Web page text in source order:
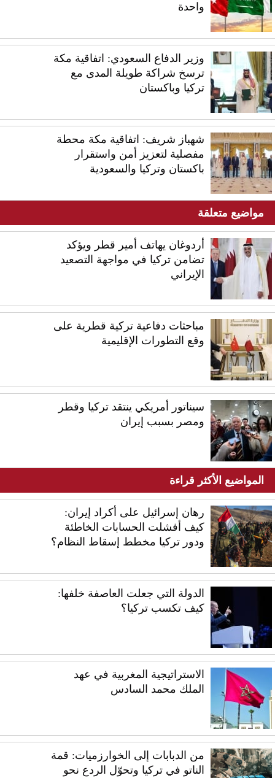
واحدة
وزير الدفاع السعودي: اتفاقية مكة
ترسخ شراكة طويلة المدى مع
تركيا وباكستان
شهباز شريف: اتفاقية مكة محطة
مفصلية لتعزيز أمن واستقرار
باكستان وتركيا والسعودية
مواضيع متعلقة
أردوغان يهاتف أمير قطر ويؤكد
تضامن تركيا في مواجهة التصعيد
الإيراني
مباحثات دفاعية تركية قطرية على
وقع التطورات الإقليمية
سيناتور أمريكي ينتقد تركيا وقطر
ومصر بسبب إيران
المواضيع الأكثر قراءة
رهان إسرائيل على أكراد إيران:
كيف أفشلت الحسابات الخاطئة
ودور تركيا مخطط إسقاط النظام؟
الدولة التي جعلت العاصفة خلفها:
كيف تكسب تركيا؟
الاستراتيجية المغربية في عهد
الملك محمد السادس
من الدبابات إلى الخوارزميات: قمة
الناتو في تركيا وتحوّل الردع نحو